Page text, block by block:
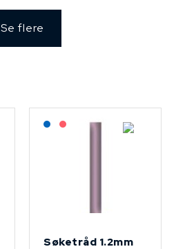
Se flere
Lagerført: NEK Kabel
På forespørsel
Søketråd 1.2mm